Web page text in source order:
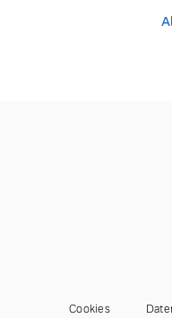
Cookies